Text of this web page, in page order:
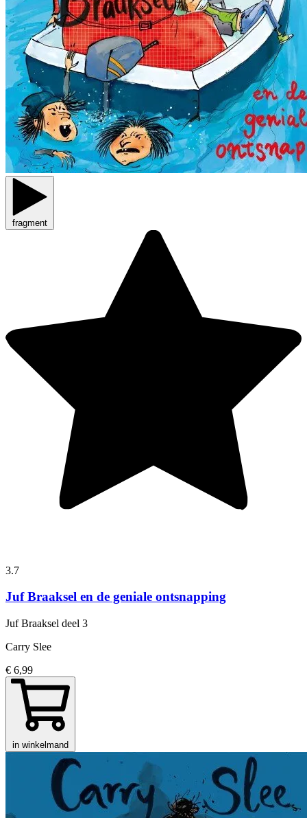
fragment
3.7
Juf Braaksel en de geniale ontsnapping
Juf Braaksel deel 3
Carry Slee
€ 6,99
in winkelmand